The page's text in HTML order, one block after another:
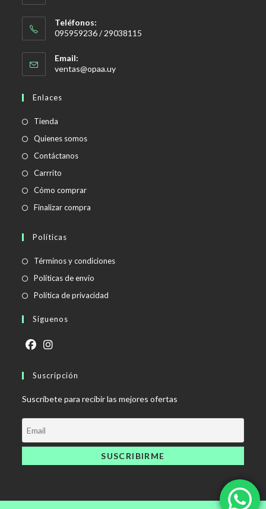
Teléfonos:
095959236 / 29038115
Email:
ventas@opaa.uy
Enlaces
Tienda
Quienes somos
Contáctanos
Carrrito
Cómo comprar
Finalizar compra
Políticas
Términos y condiciones
Políticas de envío
Política de privacidad
Síguenos
Suscripción
Suscríbete para recibir las mejores ofertas